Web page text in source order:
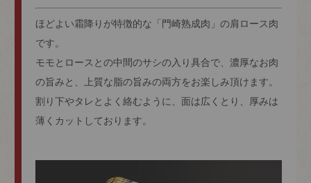
ほどよい霜降りが特徴的な「門崎熟成肉」の肩ロース肉
です。
モモとロースとの中間のサシの入り具合で、濃厚なお肉
の旨みと、上質な脂の旨みの両方をお楽しみ頂けます。
割り下やタレとよく絡むように、面は広くとり、厚みは
薄くカットしております。